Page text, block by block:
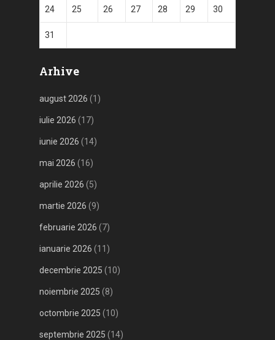
24 25 26 27 28 29 30
31
Arhive
august 2026 (1)
iulie 2026 (17)
iunie 2026 (14)
mai 2026 (16)
aprilie 2026 (5)
martie 2026 (9)
februarie 2026 (7)
ianuarie 2026 (11)
decembrie 2025 (10)
noiembrie 2025 (8)
octombrie 2025 (10)
septembrie 2025 (14)